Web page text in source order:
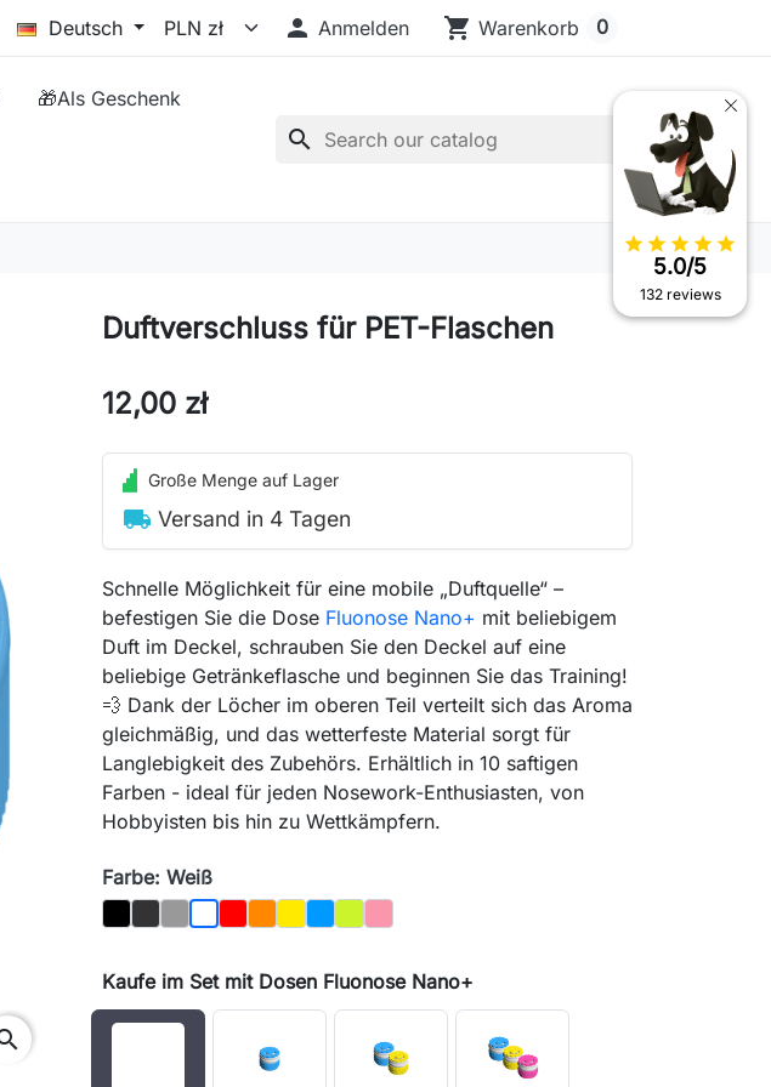
Deutsch  Anmelden shopping_cart Warenkorb 0
🎁Als Geschenk
search
Duftverschluss für PET-Flaschen
12,00 zł
Große Menge auf Lager
local_shipping Versand in 4 Tagen
Schnelle Möglichkeit für eine mobile „Duftquelle“ –
befestigen Sie die Dose Fluonose Nano+ mit beliebigem
Duft im Deckel, schrauben Sie den Deckel auf eine
beliebige Getränkeflasche und beginnen Sie das Training!
💨 Dank der Löcher im oberen Teil verteilt sich das Aroma
gleichmäßig, und das wetterfeste Material sorgt für
Langlebigkeit des Zubehörs. Erhältlich in 10 saftigen
Farben - ideal für jeden Nosework-Enthusiasten, von
Hobbyisten bis hin zu Wettkämpfern.
Farbe: Weiß
Schwarz
Graphit
GrauWeiß
RotOrange
GelbBlauHellgrün
Rosa
Kaufe im Set mit Dosen Fluonose Nano+
star star star star star
5.0/5
132 reviews